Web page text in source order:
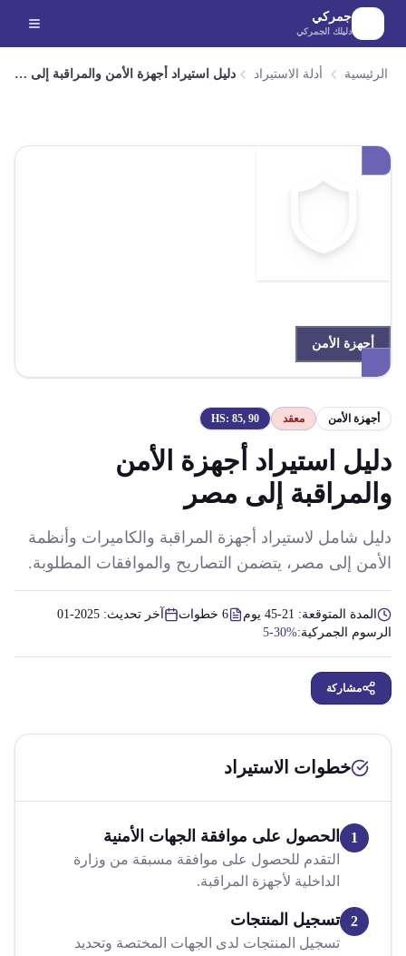
الانتقال إلى المحتوى الرئيسي
جمركي
دليلك الجمركي
الرئيسية أدلة الاستيراد دليل استيراد أجهزة الأمن والمراقبة إلى مصر
أجهزة الأمن
أجهزة الأمن معقد HS: 85, 90
دليل استيراد أجهزة الأمن
والمراقبة إلى مصر
دليل شامل لاستيراد أجهزة المراقبة والكاميرات وأنظمة
الأمن إلى مصر، يتضمن التصاريح والموافقات المطلوبة.
المدة المتوقعة: 21-45 يوم 6 خطوات آخر تحديث: 2025-01
الرسوم الجمركية:5-30%
مشاركة
خطوات الاستيراد
1 الحصول على موافقة الجهات الأمنية
التقدم للحصول على موافقة مسبقة من وزارة
الداخلية لأجهزة المراقبة.
2 تسجيل المنتجات
تسجيل المنتجات لدى الجهات المختصة وتحديد